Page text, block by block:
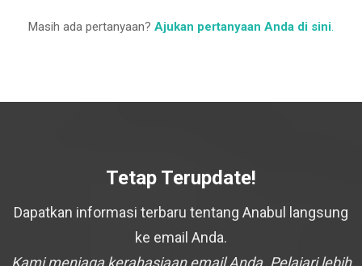
Masih ada pertanyaan? Ajukan pertanyaan Anda di sini.
Tetap Terupdate!
Dapatkan informasi terbaru tentang Anabul langsung
ke email Anda.
Kami menjaga kerahasiaan email Anda. Pelajari lebih